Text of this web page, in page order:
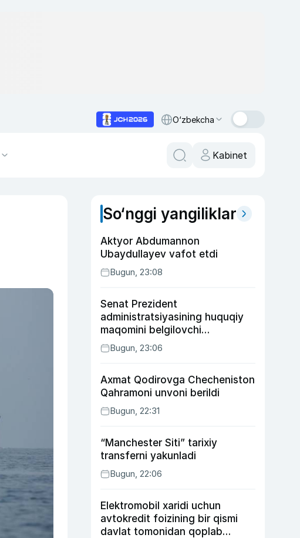
O‘zbekcha
Kabinet
So‘nggi yangiliklar
Aktyor Abdu­mannon
Ubaydullayev vafot etdi
Bugun, 23:08
Senat Prezident
administratsiyasining huquqiy
maqomini belgilovchi
konstitutsiyaviy qonunni
ma’qulladi
Bugun, 23:06
Axmat Qodirovga Checheniston
Qahramoni unvoni berildi
Bugun, 22:31
“Manchester Siti” tarixiy
transferni yakunladi
Bugun, 22:06
Elektromobil xaridi uchun
avtokredit foizining bir qismi
davlat tomonidan qoplab